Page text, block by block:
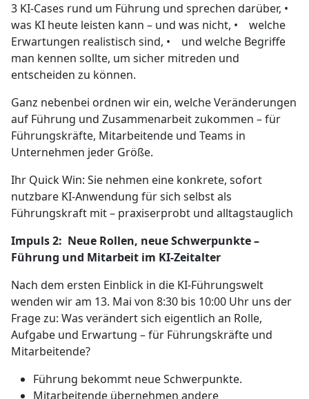
3 KI-Cases rund um Führung und sprechen darüber, •
was KI heute leisten kann – und was nicht, • welche
Erwartungen realistisch sind, • und welche Begriffe
man kennen sollte, um sicher mitreden und
entscheiden zu können.
Ganz nebenbei ordnen wir ein, welche Veränderungen
auf Führung und Zusammenarbeit zukommen – für
Führungskräfte, Mitarbeitende und Teams in
Unternehmen jeder Größe.
Ihr Quick Win: Sie nehmen eine konkrete, sofort
nutzbare KI-Anwendung für sich selbst als
Führungskraft mit – praxiserprobt und alltagstauglich
Impuls 2: Neue Rollen, neue Schwerpunkte –
Führung und Mitarbeit im KI-Zeitalter
Nach dem ersten Einblick in die KI-Führungswelt
wenden wir am 13. Mai von 8:30 bis 10:00 Uhr uns der
Frage zu: Was verändert sich eigentlich an Rolle,
Aufgabe und Erwartung – für Führungskräfte und
Mitarbeitende?
Führung bekommt neue Schwerpunkte.
Mitarbeitende übernehmen andere